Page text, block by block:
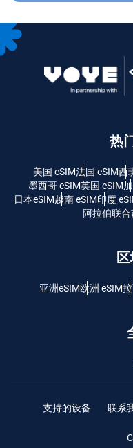
热
美国 eSIM法国 eSIM西
墨西哥 eSIM英国 eSIM
日本eSIM越南 eSIM印度
阿拉伯联合
亚洲eSIM欧洲 eSIM
支持的设备 联系